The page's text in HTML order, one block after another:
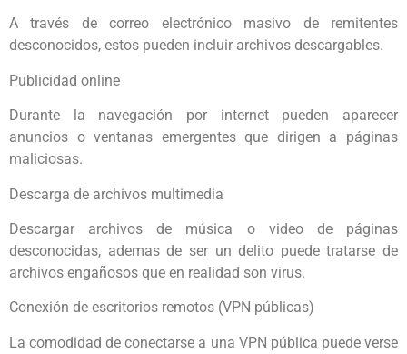
A través de correo electrónico masivo de remitentes
desconocidos, estos pueden incluir archivos descargables.
Publicidad online
Durante la navegación por internet pueden aparecer
anuncios o ventanas emergentes que dirigen a páginas
maliciosas.
Descarga de archivos multimedia
Descargar archivos de música o video de páginas
desconocidas, ademas de ser un delito puede tratarse de
archivos engañosos que en realidad son virus.
Conexión de escritorios remotos (VPN públicas)
La comodidad de conectarse a una VPN pública puede verse